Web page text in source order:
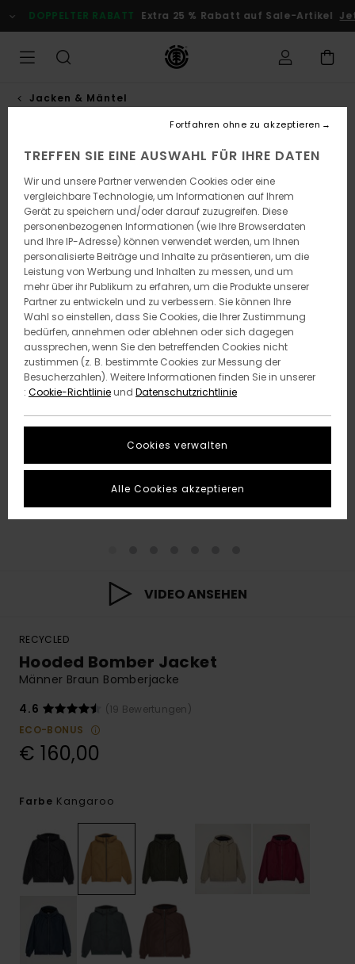
zur
Produktinformation
DOPPELTER RABATT Extra 25 % Rabatt auf Sale-Artikel Jetzt
Jacken & Mäntel
VIDEO ANSEHEN
RECYCLED
Hooded Bomber Jacket
Männer Braun Bomberjacke
4.6
(19 Bewertungen)
ECO-BONUS
€ 160,00
Farbe Kangaroo
TREFFEN SIE EINE AUSWAHL FÜR IHRE DATEN
Wir und unsere Partner verwenden Cookies oder eine
vergleichbare Technologie, um Informationen auf Ihrem
Gerät zu speichern und/oder darauf zuzugreifen. Diese
personenbezogenen Informationen (wie Ihre Browserdaten
und Ihre IP-Adresse) können verwendet werden, um Ihnen
personalisierte Beiträge und Inhalte zu präsentieren, um die
Leistung von Werbung und Inhalten zu messen, und um
mehr über ihr Publikum zu erfahren, um die Produkte unserer
Partner zu entwickeln und zu verbessern. Sie können Ihre
Wahl so einstellen, dass Sie Cookies, die Ihrer Zustimmung
bedürfen, annehmen oder ablehnen oder sich dagegen
aussprechen, wenn Sie den betreffenden Cookies nicht
zustimmen (z. B. bestimmte Cookies zur Messung der
Besucherzahlen). Weitere Informationen finden Sie in unserer
: Cookie-Richtlinieund Datenschutzrichtlinie
Cookies verwalten
Fortfahren ohne zu akzeptieren
Alle Cookies akzeptieren